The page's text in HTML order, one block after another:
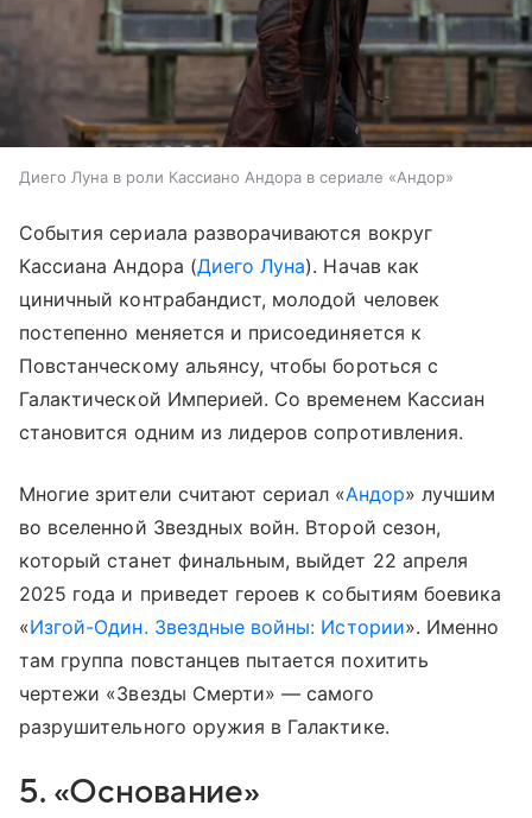
Диего Луна в роли Кассиано Андора в сериале «Андор»
События сериала разворачиваются вокруг
Кассиана Андора (Диего Луна). Начав как
циничный контрабандист, молодой человек
постепенно меняется и присоединяется к
Повстанческому альянсу, чтобы бороться с
Галактической Империей. Со временем Кассиан
становится одним из лидеров сопротивления.
Многие зрители считают сериал «Андор» лучшим
во вселенной Звездных войн. Второй сезон,
который станет финальным, выйдет 22 апреля
2025 года и приведет героев к событиям боевика
«Изгой-Один. Звездные войны: Истории». Именно
там группа повстанцев пытается похитить
чертежи «Звезды Смерти» — самого
разрушительного оружия в Галактике.
5. «Основание»